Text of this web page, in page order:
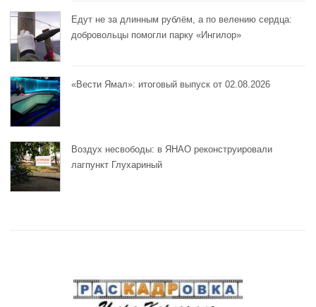
Едут не за длинным рублём, а по велению сердца:
добровольцы помогли парку «Ингилор»
«Вести Ямал»: итоговый выпуск от 02.08.2026
Воздух несвободы: в ЯНАО реконструировали
лагпункт Глухариный